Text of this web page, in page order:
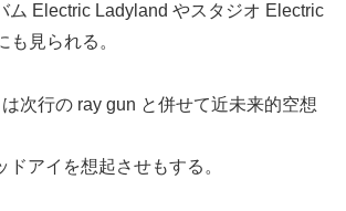
ム Electric Ladyland やスタジオ Electric
も見られる。
次行の ray gun と併せて近未来的空想
ドアイを想起させもする。